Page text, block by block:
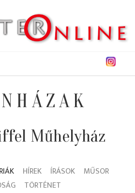
Műhelyház
HÍREK ÍRÁSOK
MŰSOR
TÖRTÉNET